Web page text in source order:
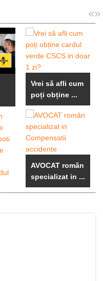
«»
Vrei să afli cum
poți obține ...
AVOCAT român
specializat in ...